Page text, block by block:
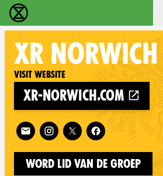
Extinction Rebellion - Home
XR NORWICH
Visit website
xr-norwich.com
Follow XR Norwich on
Word lid van de groep